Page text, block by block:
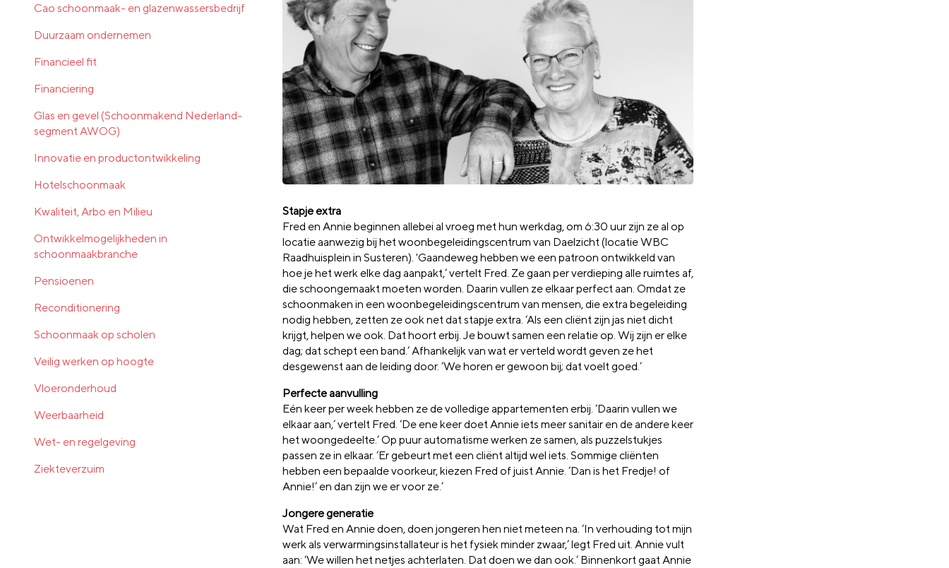
Stapje extra
Fred en Annie beginnen allebei al vroeg met hun werkdag, om 6:30 uur zijn ze al op
locatie aanwezig bij het woonbegeleidingscentrum van Daelzicht (locatie WBC
Raadhuisplein in Susteren). 'Gaandeweg hebben we een patroon ontwikkeld van
hoe je het werk elke dag aanpakt,’ vertelt Fred. Ze gaan per verdieping alle ruimtes af,
die schoongemaakt moeten worden. Daarin vullen ze elkaar perfect aan. Omdat ze
schoonmaken in een woonbegeleidingscentrum van mensen, die extra begeleiding
nodig hebben, zetten ze ook net dat stapje extra. ‘Als een cliënt zijn jas niet dicht
krijgt, helpen we ook. Dat hoort erbij. Je bouwt samen een relatie op. Wij zijn er elke
dag; dat schept een band.’ Afhankelijk van wat er verteld wordt geven ze het
desgewenst aan de leiding door. ‘We horen er gewoon bij; dat voelt goed.’
Perfecte aanvulling
Eén keer per week hebben ze de volledige appartementen erbij. ‘Daarin vullen we
elkaar aan,’ vertelt Fred. ‘De ene keer doet Annie iets meer sanitair en de andere keer
het woongedeelte.’ Op puur automatisme werken ze samen, als puzzelstukjes
passen ze in elkaar. ‘Er gebeurt met een cliënt altijd wel iets. Sommige cliënten
hebben een bepaalde voorkeur, kiezen Fred of juist Annie. ‘Dan is het Fredje! of
Annie!’ en dan zijn we er voor ze.’
Jongere generatie
Wat Fred en Annie doen, doen jongeren hen niet meteen na. ‘In verhouding tot mijn
werk als verwarmingsinstallateur is het fysiek minder zwaar,’ legt Fred uit. Annie vult
aan: ‘We willen het netjes achterlaten. Dat doen we dan ook.’ Binnenkort gaat Annie
Cao schoonmaak- en glazenwassersbedrijf
Duurzaam ondernemen
Financieel fit
Financiering
Glas en gevel (Schoonmakend Nederland-
segment AWOG)
Innovatie en productontwikkeling
Hotelschoonmaak
Kwaliteit, Arbo en Milieu
Ontwikkelmogelijkheden in
schoonmaakbranche
Pensioenen
Reconditionering
Schoonmaak op scholen
Veilig werken op hoogte
Vloeronderhoud
Weerbaarheid
Wet- en regelgeving
Ziekteverzuim